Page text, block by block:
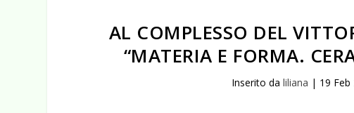
AL COMPLESSO DEL
“MATERIA E FORMA.
Inserito daliliana | 19 Feb